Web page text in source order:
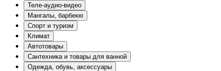
Теле-аудио-видео
Мангалы, барбекю
Спорт и туризм
Климат
Автотовары
Сантехника и товары для ванной
Одежда, обувь, аксессуары